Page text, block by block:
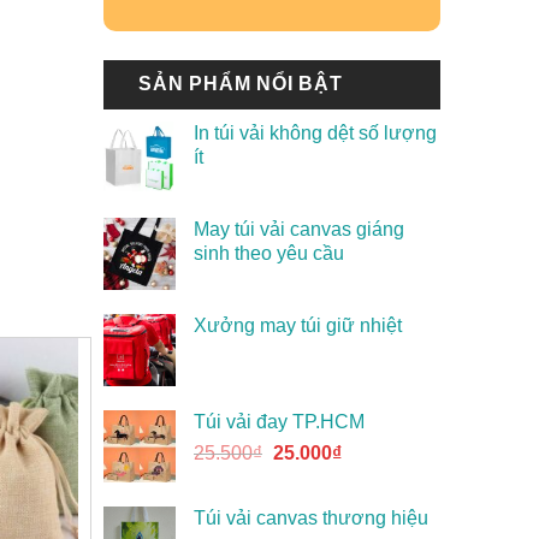
SẢN PHẨM NỔI BẬT
In túi vải không dệt số lượng
ít
May túi vải canvas giáng
sinh theo yêu cầu
Xưởng may túi giữ nhiệt
Túi vải đay TP.HCM
25.500₫ 25.000₫
Túi vải canvas thương hiệu